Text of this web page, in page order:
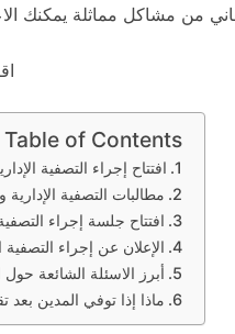
Table of Contents
افتتاح إجراء التصفية
مطالبات التصفية
افتتاح جلسة إجراء التصفية
الإعلان عن إجراء التصفية
أبرز الاسئلة الشائعة حول
ماذا إذا توفي المدين بعد